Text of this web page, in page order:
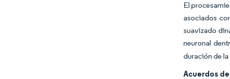
El
asociados
suavizado
neuronal
duración de
Acuerdos